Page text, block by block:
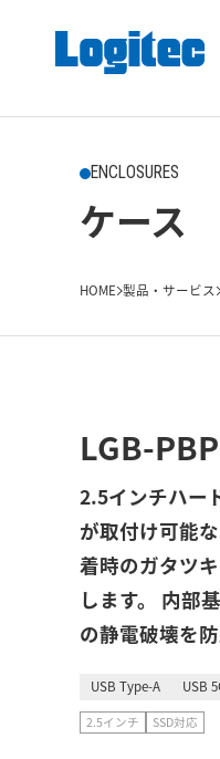
ENCLOSURES
ケース
HOME 製品・サービス
LGB-
2.5インチハー
が取付け可能
着時のガタツ
します。 内部
の静電破壊を防
USB Type-A USB
2.5インチ SSD対応